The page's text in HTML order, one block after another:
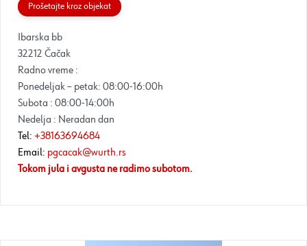
Prošetajte kroz objekat
Ibarska bb
32212 Čačak
Radno vreme :
Ponedeljak – petak: 08:00-16:00h
Subota : 08:00-14:00h
Nedelja : Neradan dan
Tel: +38163694684
Email: pgcacak@wurth.rs
Tokom jula i avgusta ne radimo subotom.